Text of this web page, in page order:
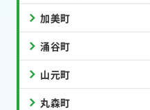
加美町
涌谷町
山元町
丸森町